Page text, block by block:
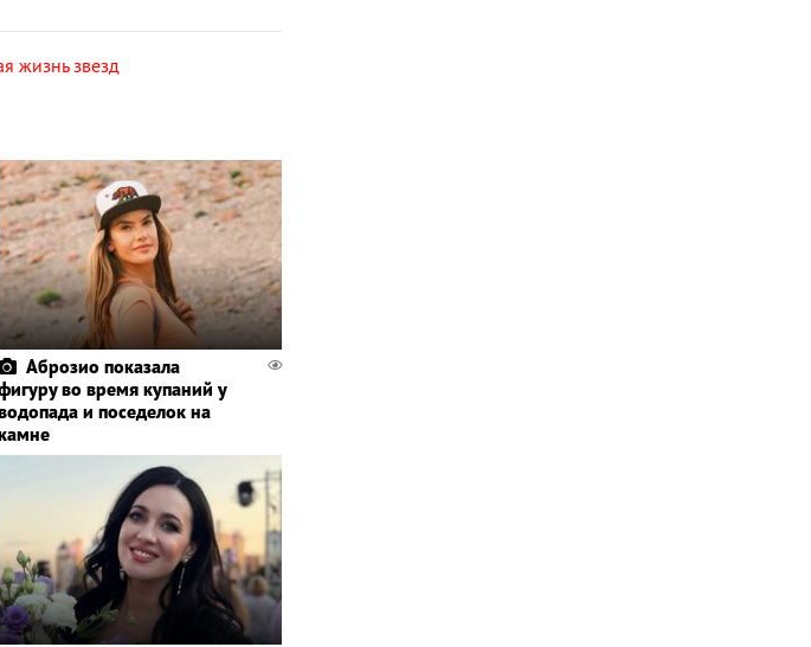
жизнь звезд
Аброзио показала
во время купаний у
и поседелок на